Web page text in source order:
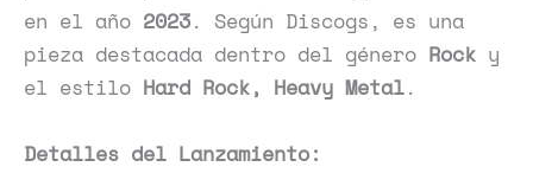
en el año 2023. Según Discogs, es una
pieza destacada dentro del género Rock y
el estilo Hard Rock, Heavy Metal.
Detalles del Lanzamiento: